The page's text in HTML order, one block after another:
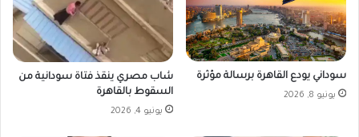
سوداني يودع القاهرة برسالة مؤثرة
يونيو 8, 2026
شاب مصري ينقذ فتاة سودانية من
السقوط بالقاهرة
يونيو 4, 2026